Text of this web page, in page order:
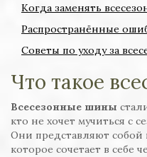
Когда заменять
Распространённые
Советы по уходу за
Что такое
Всесезонные шины
кто не хочет мучиться с
Они представляют
которое сочетает в себе